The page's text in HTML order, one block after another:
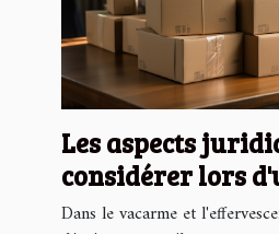
Les aspects
considérer lors
de
Dans le vacarme et